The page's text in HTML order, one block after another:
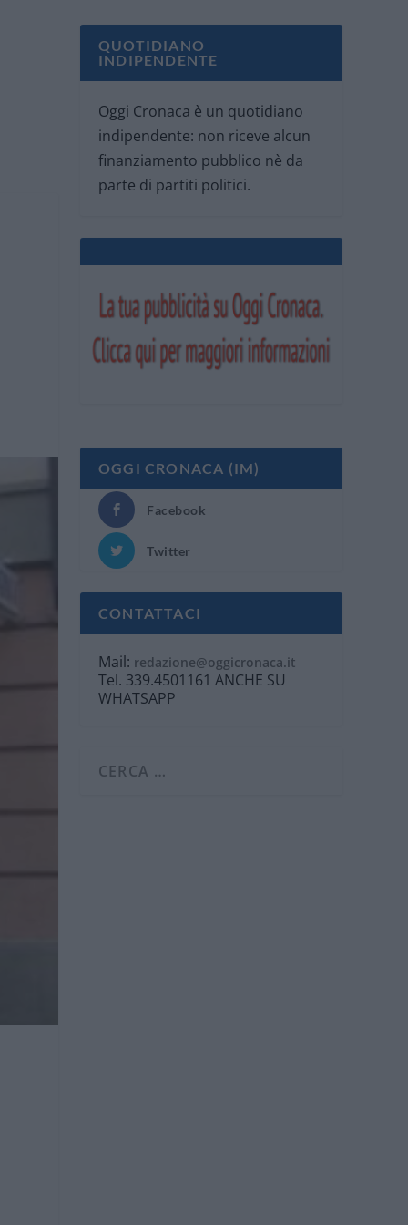
QUOTIDIANO
INDIPENDENTE
Oggi Cronaca è un quotidiano
indipendente: non riceve alcun
finanziamento pubblico nè da
parte di partiti politici.
OGGI CRONACA (IM)
Facebook
Twitter
CONTATTACI
Mail: redazione@oggicronaca.it
Tel. 339.4501161 ANCHE SU
WHATSAPP